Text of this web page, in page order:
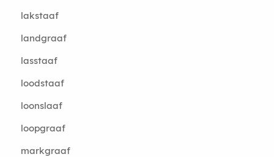
lakstaaf
landgraaf
lasstaaf
loodstaaf
loonslaaf
loopgraaf
markgraaf